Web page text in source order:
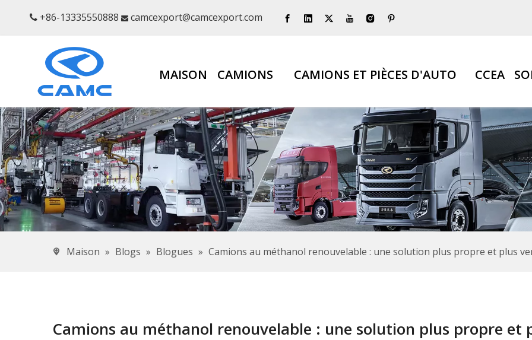
 +86-13335550888  camcexport@camcexport.com
MAISON CAMIONS CAMIONS ET PIÈCES D'AUTO CCEA
Maison » Blogs » Blogues » Camions au méthanol renouvelable : une solution plus propre et plus
Camions au méthanol renouvelable : une solution plus propre et